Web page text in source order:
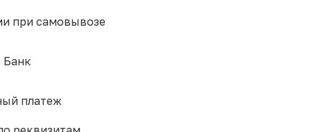
при самовывозе
Банк
платеж